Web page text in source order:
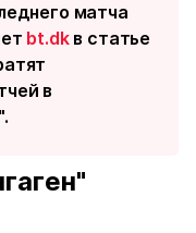
матча
bt.dkв статье
в